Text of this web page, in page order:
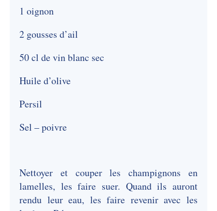
1 oignon
2 gousses d’ail
50 cl de vin blanc sec
Huile d’olive
Persil
Sel – poivre
Nettoyer et couper les champignons en
lamelles, les faire suer. Quand ils auront
rendu leur eau, les faire revenir avec les